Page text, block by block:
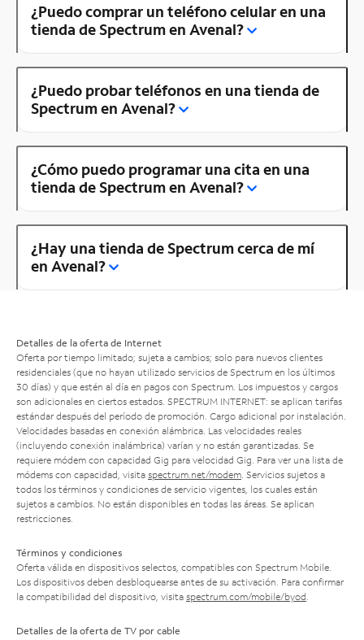
¿Puedo comprar un teléfono celular en una
tienda de Spectrum en Avenal?
¿Puedo probar teléfonos en una tienda de
Spectrum en Avenal?
¿Cómo puedo programar una cita en una
tienda de Spectrum en Avenal?
¿Hay una tienda de Spectrum cerca de mí
en Avenal?
Detalles de la oferta de Internet
Oferta por tiempo limitado; sujeta a cambios; solo para nuevos clientes
residenciales (que no hayan utilizado servicios de Spectrum en los últimos
30 días) y que estén al día en pagos con Spectrum. Los impuestos y cargos
son adicionales en ciertos estados. SPECTRUM INTERNET: se aplican tarifas
estándar después del período de promoción. Cargo adicional por instalación.
Velocidades basadas en conexión alámbrica. Las velocidades reales
(incluyendo conexión inalámbrica) varían y no están garantizadas. Se
requiere módem con capacidad Gig para velocidad Gig. Para ver una lista de
módems con capacidad, visita spectrum.net/modem . Servicios sujetos a
todos los términos y condiciones de servicio vigentes, los cuales están
sujetos a cambios. No están disponibles en todas las áreas. Se aplican
restricciones.
Términos y condiciones
Oferta válida en dispositivos selectos, compatibles con Spectrum Mobile.
Los dispositivos deben desbloquearse antes de su activación. Para confirmar
la compatibilidad del dispositivo, visita spectrum.com/mobile/byod
Detalles de la oferta de TV por cable